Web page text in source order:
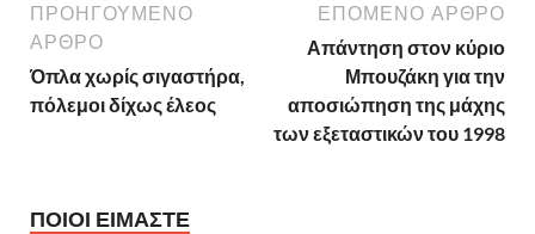
ΠΡΟΗΓΟΥΜΕΝΟ
ΑΡΘΡΟ
Όπλα χωρίς σιγαστήρα,
πόλεμοι δίχως έλεος
ΕΠΟΜΕΝΟ ΑΡΘΡΟ
Απάντηση στον κύριο
Μπουζάκη για την
αποσιώπηση της μάχης
των εξεταστικών του 1998
ΠΟΙΟΙ ΕΙΜΑΣΤΕ